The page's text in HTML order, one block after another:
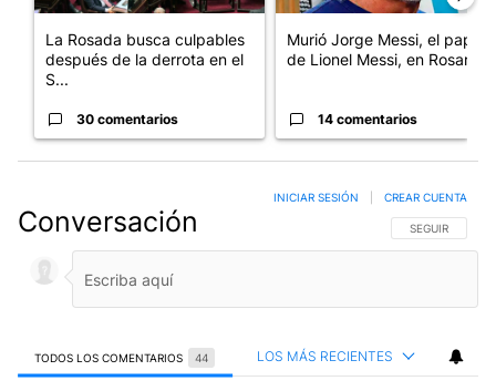
La Rosada busca culpables
después de la derrota en el
S...
30 comentarios
Murió Jorge Messi, el papá
de Lionel Messi, en Rosario
14 comentarios
Conversación SIGA ESTA
SEGUIR
INICIAR SESIÓN CREAR CUENTA
TODOS LOS COMENTARIOS 44 LOS MÁS RECIENTES